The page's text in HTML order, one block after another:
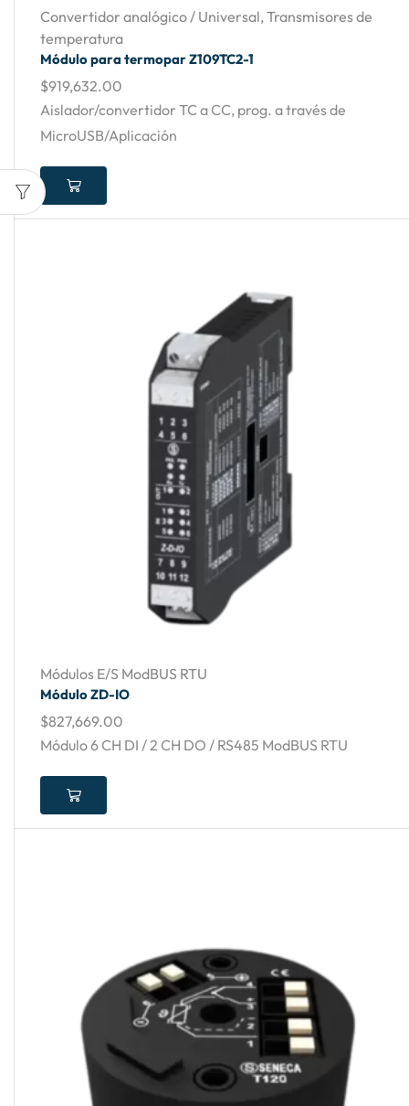
Convertidor analógico / Universal,Transmisores de
temperatura
Módulo para termopar Z109TC2-1
$919,632.00
Aislador/convertidor TC a CC, prog. a través de
MicroUSB/Aplicación
Módulos E/S ModBUS RTU
Módulo ZD-IO
$827,669.00
Módulo 6 CH DI / 2 CH DO / RS485 ModBUS RTU